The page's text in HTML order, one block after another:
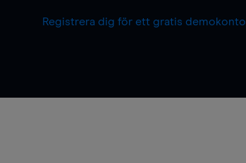
Registrera dig för ett gratis demokonto